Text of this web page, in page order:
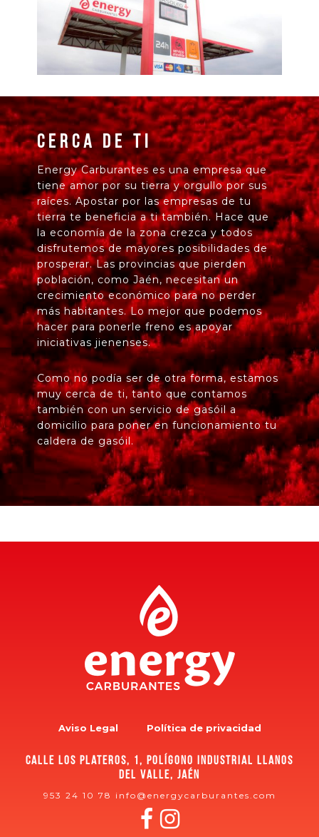
Cerca de ti
Energy Carburantes es una empresa que
tiene amor por su tierra y orgullo por sus
raíces. Apostar por las empresas de tu
tierra te beneficia a ti también. Hace que
la economía de la zona crezca y todos
disfrutemos de mayores posibilidades de
prosperar. Las provincias que pierden
población, como Jaén, necesitan un
crecimiento económico para no perder
más habitantes. Lo mejor que podemos
hacer para ponerle freno es apoyar
iniciativas jienenses.
Como no podía ser de otra forma, estamos
muy cerca de ti, tanto que contamos
también con un servicio de gasóil a
domicilio para poner en funcionamiento tu
caldera de gasóil.
Aviso Legal Política de privacidad
Calle los plateros, 1, polígono industrial Llanos
del Valle, Jaén
953 24 10 78 info@energycarburantes.com